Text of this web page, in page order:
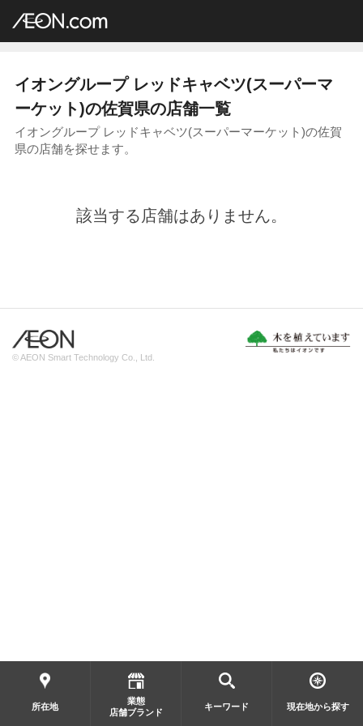
イオングループ店舗一覧
イオングループ レッドキャベツ(スーパーマ
ーケット)の佐賀県の店舗一覧
イオングループ レッドキャベツ(スーパーマーケット)の佐賀
県の店舗を探せます。
該当する店舗はありません。
所在地
業態
店舗ブランド
キーワード 現在地から探す
© AEON Smart Technology Co., Ltd.